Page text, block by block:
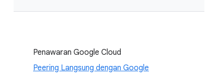
Penawaran Google Cloud
Peering Langsung dengan Google